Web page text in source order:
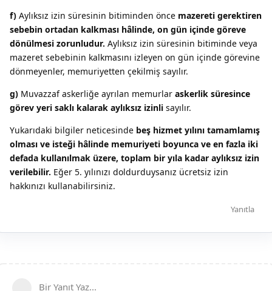
f) Aylıksız izin süresinin bitiminden önce mazereti gerektiren
sebebin ortadan kalkması hâlinde, on gün içinde göreve
dönülmesi zorunludur. Aylıksız izin süresinin bitiminde veya
mazeret sebebinin kalkmasını izleyen on gün içinde görevine
dönmeyenler, memuriyetten çekilmiş sayılır.
g) Muvazzaf askerliğe ayrılan memurlar askerlik süresince
görev yeri saklı kalarak aylıksız izinli sayılır.
Yukarıdaki bilgiler neticesinde beş hizmet yılını tamamlamış
olması ve isteği hâlinde memuriyeti boyunca ve en fazla iki
defada kullanılmak üzere, toplam bir yıla kadar aylıksız izin
verilebilir. Eğer 5. yılınızı doldurduysanız ücretsiz izin
hakkınızı kullanabilirsiniz.
Yanıtla
Bir Yanıt Yaz...